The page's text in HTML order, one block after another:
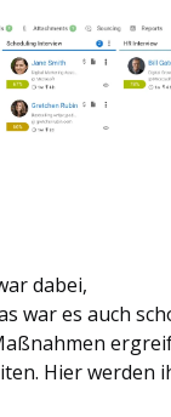
dabei,
war es auch
Hier werden